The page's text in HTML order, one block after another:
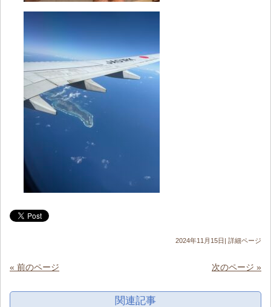
2024年11月15日| 詳細ページ
« 前のページ 次のページ »
関連記事